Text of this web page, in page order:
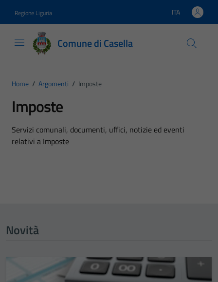
Regione Liguria Lingua attiva:
ITA
Comune di Casella
Home / Argomenti / Imposte
Imposte
Dettagli dell'argomento
Servizi comunali, documenti, uffici, notizie ed eventi
relativi a Imposte
Novità